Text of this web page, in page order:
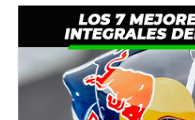
Cascos
De
Enduro
Y
Motocross